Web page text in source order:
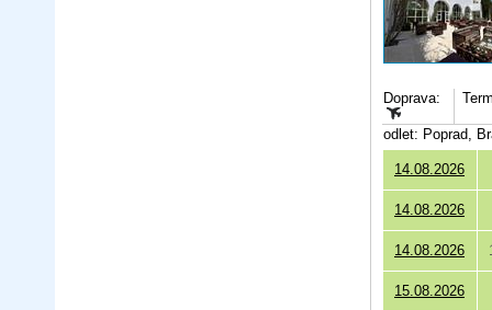
Doprava:
odlet: Poprad,
14.08.2026
14.08.2026
14.08.2026
15.08.2026